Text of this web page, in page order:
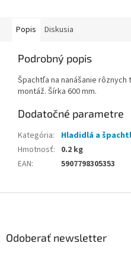
Popis Diskusia
Podrobný popis
Špachtľa na nanášanie
montáž. Šírka 600 mm.
Dodatočné parametre
Kategória:
Hladidlá a
Hmotnosť: 0.2 kg
EAN: 5907798305353
Odoberať newsletter